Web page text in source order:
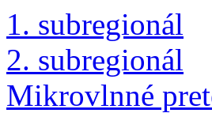
1. subregionál
2. subregionál
Mikrovlnné